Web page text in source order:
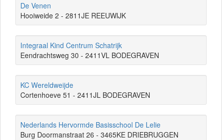
De Venen
Hooiweide 2 - 2811JE REEUWIJK
Integraal Kind Centrum Schatrijk
Eendrachtsweg 30 - 2411VL BODEGRAVEN
KC Wereldweijde
Cortenhoeve 51 - 2411JL BODEGRAVEN
Nederlands Hervormde Basisschool De Lelie
Burg Doormanstraat 26 - 3465KE DRIEBRUGGEN